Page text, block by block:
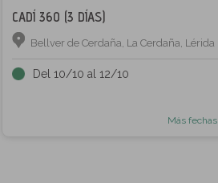
CADÍ 360 (3 DÍAS)
Bellver de Cerdaña, La Cerdaña, Lérida
Del 10/10 al 12/10
Más fechas